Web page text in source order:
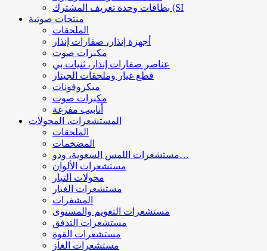
بطاقات وحدة تعريف المشترك (SI
منتجات صوتية
الملحقات
أجهزة إنذار، صفارات إنذار
مكبرات صوت
عناصر صفارات إنذار، ثنيات بي
قطع غيار وملحقات الجيتار
ميكروفونات
مكبرات صوت
أنابيب مفرغة
المستشعرات، المحولات
الملحقات
المضخمات
مستشعرات اللمس السعوية، ودو…
مستشعرات الألوان
محولات التيار
مستشعرات الغبار
المشفرات
مستشعرات التعويم والمستوى
مستشعرات التدفق
مستشعرات القوة
مستشعرات الغاز